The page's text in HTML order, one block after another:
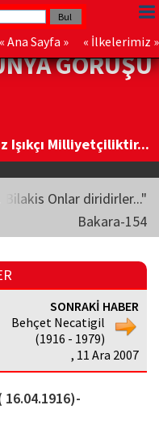
« Ana Sayfa » « İlkelerimiz »
GÖRÜŞÜ
Işıkçı Milliyetçiliktir...
Onlar diridirler..."
Bakara-154
SONRAKİ HABER
Behçet Necatigil
(1916 - 1979)
, 11 Ara 2007